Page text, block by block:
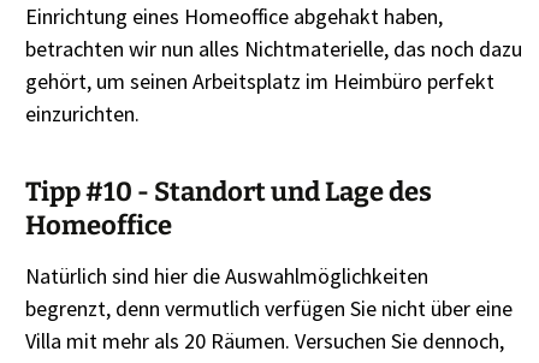
Einrichtung eines Homeoffice abgehakt haben,
betrachten wir nun alles Nichtmaterielle, das noch dazu
gehört, um seinen Arbeitsplatz im Heimbüro perfekt
einzurichten.
Tipp #10 - Standort und Lage des
Homeoffice
Natürlich sind hier die Auswahlmöglichkeiten
begrenzt, denn vermutlich verfügen Sie nicht über eine
Villa mit mehr als 20 Räumen. Versuchen Sie dennoch,